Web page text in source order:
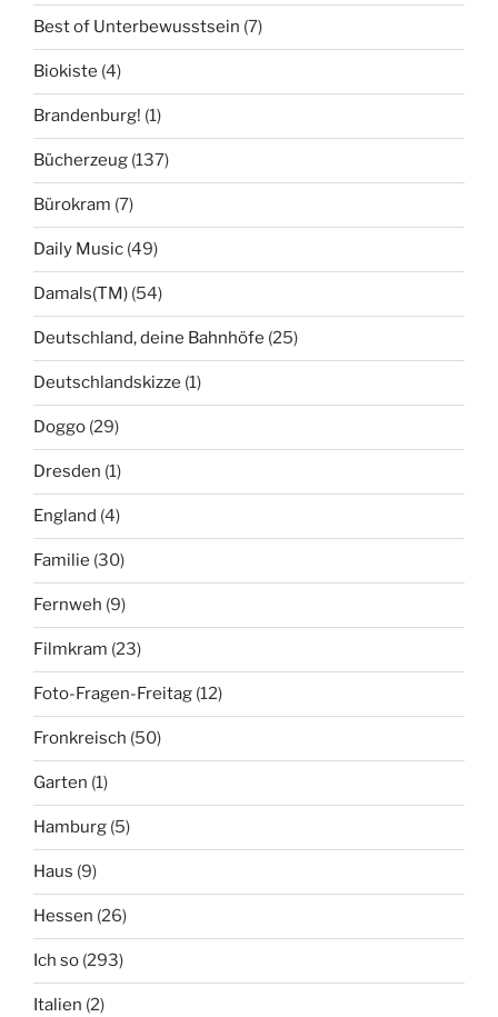
Best of Unterbewusstsein (7)
Biokiste (4)
Brandenburg! (1)
Bücherzeug (137)
Bürokram (7)
Daily Music (49)
Damals(TM) (54)
Deutschland, deine Bahnhöfe (25)
Deutschlandskizze (1)
Doggo (29)
Dresden (1)
England (4)
Familie (30)
Fernweh (9)
Filmkram (23)
Foto-Fragen-Freitag (12)
Fronkreisch (50)
Garten (1)
Hamburg (5)
Haus (9)
Hessen (26)
Ich so (293)
Italien (2)